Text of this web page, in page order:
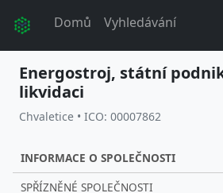
Domů Vyhledávání
Energostroj, státní
likvidaci
Chvaletice • ICO: 00007862
INFORMACE O SPOLEČNOSTI
SPŘÍZNĚNÉ SPOLEČNOSTI